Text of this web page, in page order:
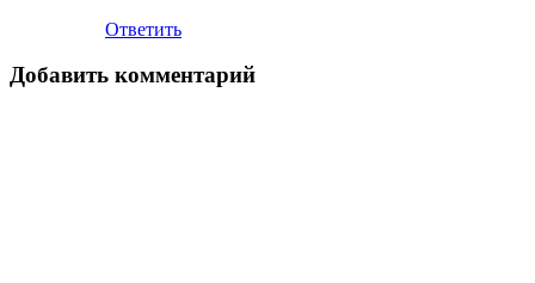
Ответить
Добавить комментарий